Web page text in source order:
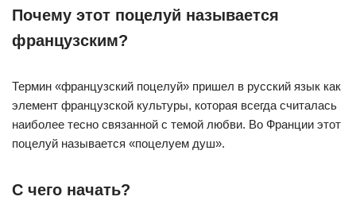
Почему этот поцелуй называется
французским?
Термин «французский поцелуй» пришел в русский язык как
элемент французской культуры, которая всегда считалась
наиболее тесно связанной с темой любви. Во Франции этот
поцелуй называется «поцелуем душ».
С чего начать?